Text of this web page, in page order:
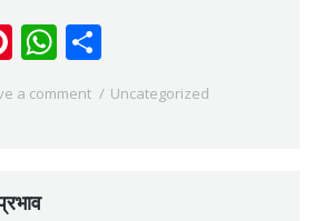
Pinterest
WhatsApp
a comment
Uncategorized